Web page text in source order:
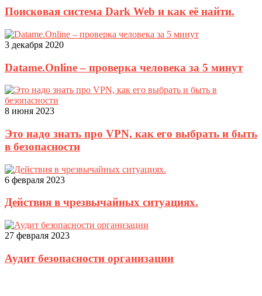
Поисковая система Dark Web и как её найти.
3 декабря 2020
Datame.Online – проверка человека за 5 минут
8 июня 2023
Это надо знать про VPN, как его выбрать и быть
в безопасности
6 февраля 2023
Действия в чрезвычайных ситуациях.
27 февраля 2023
Аудит безопасности организации